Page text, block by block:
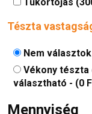
Tészta
Nem választok
Vékony tészta
választható - (0
Mennyiség